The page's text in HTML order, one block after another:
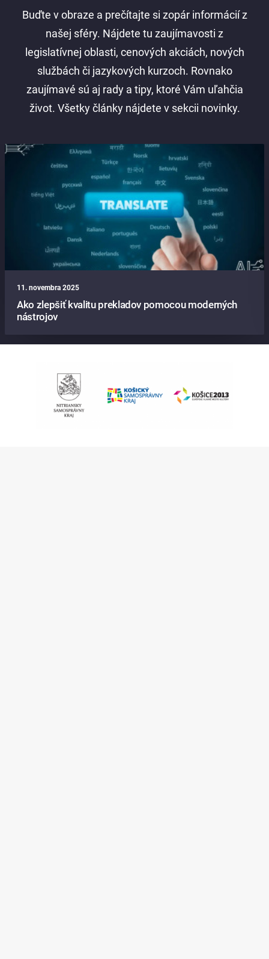
Buďte v obraze a prečítajte si zopár informácií z
našej sféry. Nájdete tu zaujímavosti z
legislatívnej oblasti, cenových akciách, nových
službách či jazykových kurzoch. Rovnako
zaujímavé sú aj rady a tipy, ktoré Vám uľahčia
život. Všetky články nájdete v sekcii novinky.
11. novembra 2025
Ako zlepšiť kvalitu prekladov pomocou moderných
nástrojov